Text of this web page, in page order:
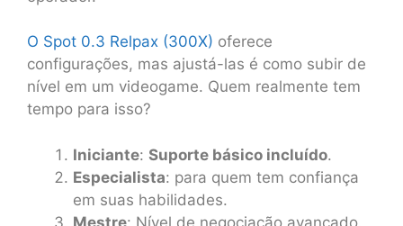
O Spot 0.3 Relpax (300X) oferece
configurações, mas ajustá-las é como subir de
nível em um videogame. Quem realmente tem
tempo para isso?
Iniciante: Suporte básico incluído.
Especialista: para quem tem confiança
em suas habilidades.
Mestre: Nível de negociação avançado.